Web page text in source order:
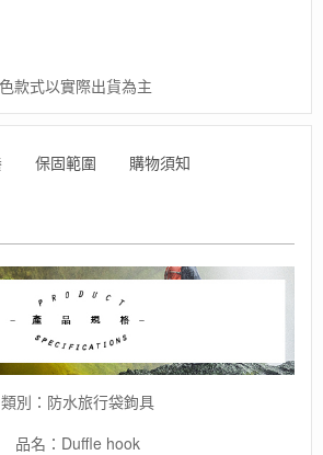
款式以實際出貨為主
保固範圍 購物須知
類別：防水旅行袋鉤具
品名：Duffle hook